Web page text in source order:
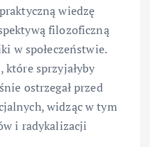
wiedzę
filozoficzną
w społeczeństwie.
które sprzyjałyby
ostrzegał przed
widząc w tym
i radykalizacji